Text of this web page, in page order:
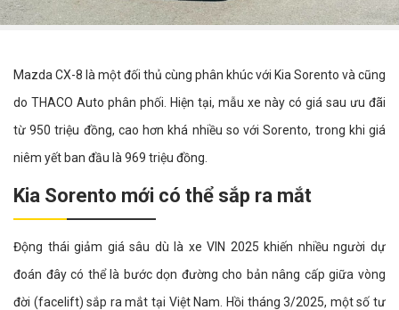
Mazda CX-8 là một đối thủ cùng phân khúc với Kia Sorento và cũng
do THACO Auto phân phối. Hiện tại, mẫu xe này có giá sau ưu đãi
từ 950 triệu đồng, cao hơn khá nhiều so với Sorento, trong khi giá
niêm yết ban đầu là 969 triệu đồng.
Kia Sorento mới có thể sắp ra mắt
Động thái giảm giá sâu dù là xe VIN 2025 khiến nhiều người dự
đoán đây có thể là bước dọn đường cho bản nâng cấp giữa vòng
đời (facelift) sắp ra mắt tại Việt Nam. Hồi tháng 3/2025, một số tư